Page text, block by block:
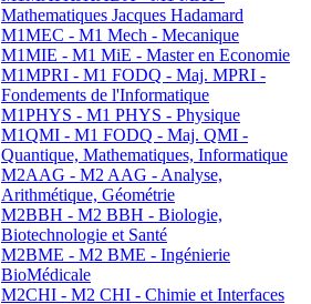
Mathematiques Jacques Hadamard
M1MEC - M1 Mech - Mecanique
M1MIE - M1 MiE - Master en Economie
M1MPRI - M1 FODQ - Maj. MPRI -
Fondements de l'Informatique
M1PHYS - M1 PHYS - Physique
M1QMI - M1 FODQ - Maj. QMI -
Quantique, Mathematiques, Informatique
M2AAG - M2 AAG - Analyse,
Arithmétique, Géométrie
M2BBH - M2 BBH - Biologie,
Biotechnologie et Santé
M2BME - M2 BME - Ingénierie
BioMédicale
M2CHI - M2 CHI - Chimie et Interfaces